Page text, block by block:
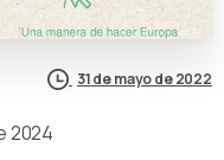
31 de mayo de 2022
2024